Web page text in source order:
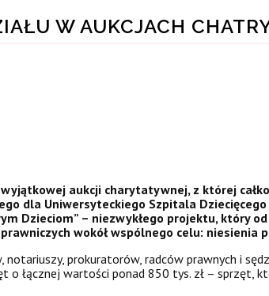
W AUKCJACH
aukcji charytatywnej, z której
dla Uniwersyteckiego Szpitala
Dzieciom” – niezwykłego projektu, który
wokół wspólnego celu: niesienia
prokuratorów, radców prawnych i
o łącznej wartości ponad 850 tys. zł – sprzęt,